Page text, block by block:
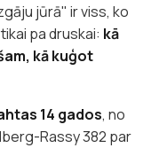
jūrā" ir viss, ko
pa druskai: kā
kā kuģot
14 gados, no
Rassy 382 par